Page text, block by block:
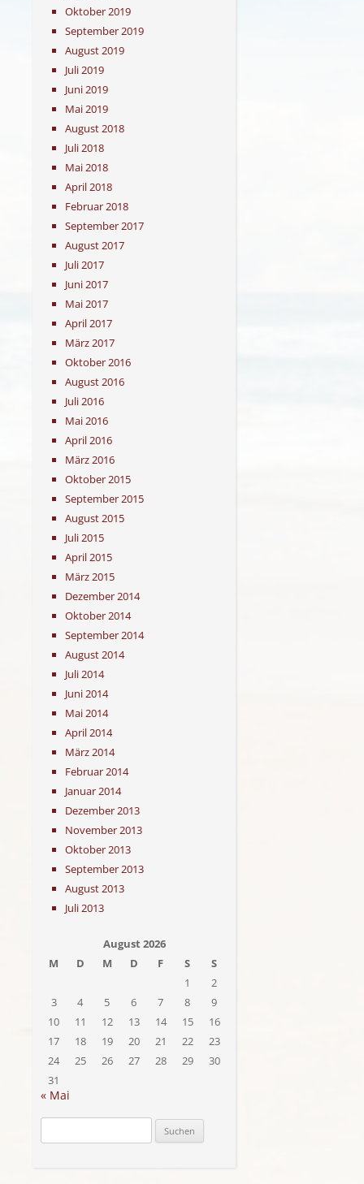
Oktober 2019
September 2019
August 2019
Juli 2019
Juni 2019
Mai 2019
August 2018
Juli 2018
Mai 2018
April 2018
Februar 2018
September 2017
August 2017
Juli 2017
Juni 2017
Mai 2017
April 2017
März 2017
Oktober 2016
August 2016
Juli 2016
Mai 2016
April 2016
März 2016
Oktober 2015
September 2015
August 2015
Juli 2015
April 2015
März 2015
Dezember 2014
Oktober 2014
September 2014
August 2014
Juli 2014
Juni 2014
Mai 2014
April 2014
März 2014
Februar 2014
Januar 2014
Dezember 2013
November 2013
Oktober 2013
September 2013
August 2013
Juli 2013
August 2026
M
D M D F S
S
1
2
3
4 5 6 7 8
9
10
11 12 13 14 15
16
17
18 19 20 21 22
23
24
25 26 27 28 29
30
31
« Mai
nach: